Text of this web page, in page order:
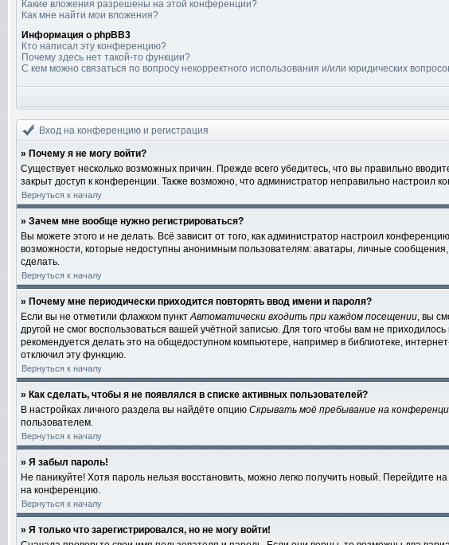
Какие вложения разрешены на этой конференции?
Как мне найти мои вложения?
Информация о phpBB3
Кто написал эту конференцию?
Почему здесь нет такой-то функции?
С кем можно связаться по вопросу некорректного использования и/или юридических
Вход на конференцию и регистрация
» Почему я не могу войти?
Существует несколько возможных причин. Прежде всего убедитесь, что вы правильно
закрыт доступ к конференции. Также возможно, что администратор неправильно настроил
Вернуться к началу
» Зачем мне вообще нужно регистрироваться?
Вы можете этого и не делать. Всё зависит от того, как администратор настроил
возможности, которые недоступны анонимным пользователям: аватары, личные сообщения,
сделать.
Вернуться к началу
» Почему мне периодически приходится повторять ввод имени и пароля?
Если вы не отметили флажком пунктАвтоматически входить при каждом посещении, вы
другой не смог воспользоваться вашей учётной записью. Для того чтобы вам не
рекомендуется делать это на общедоступном компьютере, например в библиотеке,
отключил эту функцию.
Вернуться к началу
» Как сделать, чтобы я не появлялся в списке активных пользователей?
В настройках личного раздела вы найдёте опцию Скрывать моё пребывание на
пользователем.
Вернуться к началу
» Я забыл пароль!
Не паникуйте! Хотя пароль нельзя восстановить, можно легко получить новый. Перейдите
на конференцию.
Вернуться к началу
» Я только что зарегистрировался, но не могу войти!